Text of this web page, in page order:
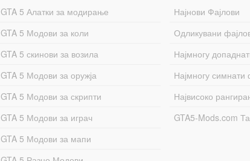
GTA 5 Алатки за модирање
GTA 5 Модови за коли
GTA 5 скинови за возила
GTA 5 Модови за оружја
GTA 5 Модови за скрипти
GTA 5 Модови за играч
GTA 5 Модови за мапи
Најнови Фајлови
Одликувани
Најмногу
Најмногу симнати
Највисоко
GTA5-Mods.com